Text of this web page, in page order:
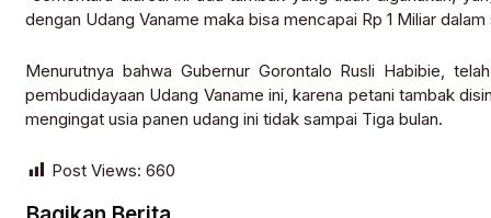
dengan Udang Vaname maka bisa mencapai Rp 1 Miliar
Menurutnya bahwa Gubernur Gorontalo Rusli Habibie,
pembudidayaan Udang Vaname ini, karena petani tambak
mengingat usia panen udang ini tidak sampai Tiga bulan.
Post Views: 660